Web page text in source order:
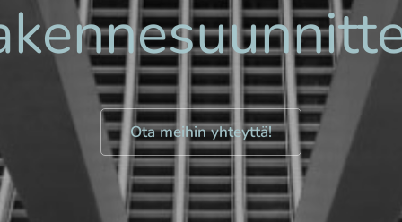
Ota meihin yhteyttä!